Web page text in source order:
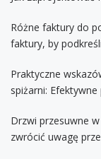
Różne faktury do
faktury, by
Praktyczne
spiżarni:
Drzwi przesuwne
zwrócić uwagę